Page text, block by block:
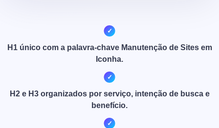
H1 único com a palavra-chave Manutenção de Sites em
Iconha.
H2 e H3 organizados por serviço, intenção de busca e
benefício.